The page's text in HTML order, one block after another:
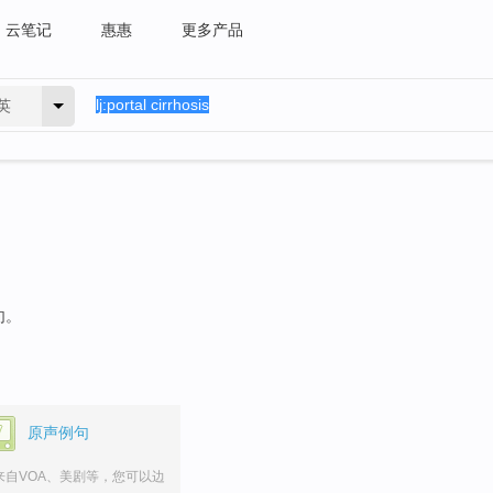
云笔记 惠惠 更多产品
原声例句
自VOA、美剧等，您可以边